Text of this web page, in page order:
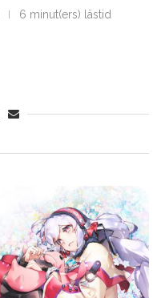
6 minut(ers) lästid